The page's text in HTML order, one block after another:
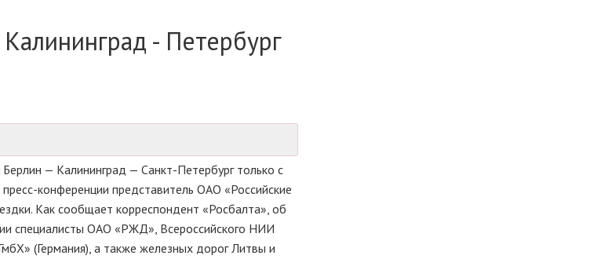
- Петербург
— Калининград — Санкт-Петербург только с
конференции представитель ОАО «Российские
Как сообщает корреспондент «Росбалта», об
специалисты ОАО «РЖД», Всероссийского НИИ
(Германия), а также железных дорог Литвы и